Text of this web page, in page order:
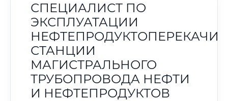
СПЕЦИАЛИСТ ПО
ЭКСПЛУАТАЦИИ
СТАНЦИИ
МАГИСТРАЛЬНОГО
ТРУБОПРОВОДА НЕФТИ
И НЕФТЕПРОДУКТОВ